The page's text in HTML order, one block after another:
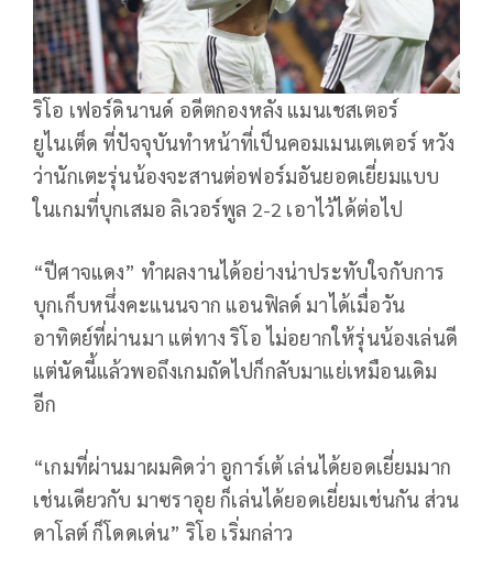
ริโอ เฟอร์ดินานด์ อดีตกองหลัง แมนเชสเตอร์
ยูไนเต็ด ที่ปัจจุบันทำหน้าที่เป็นคอมเมนเตเตอร์ หวัง
ว่านักเตะรุ่นน้องจะสานต่อฟอร์มอันยอดเยี่ยมแบบ
ในเกมที่บุกเสมอ ลิเวอร์พูล 2-2 เอาไว้ได้ต่อไป
“ปีศาจแดง” ทำผลงานได้อย่างน่าประทับใจกับการ
บุกเก็บหนึ่งคะแนนจาก แอนฟิลด์ มาได้เมื่อวัน
อาทิตย์ที่ผ่านมา แต่ทาง ริโอ ไม่อยากให้รุ่นน้องเล่นดี
แต่นัดนี้แล้วพอถึงเกมถัดไปก็กลับมาแย่เหมือนเดิม
อีก
“เกมที่ผ่านมาผมคิดว่า อูการ์เต้ เล่นได้ยอดเยี่ยมมาก
เช่นเดียวกับ มาซราอุย ก็เล่นได้ยอดเยี่ยมเช่นกัน ส่วน
ดาโลต์ ก็โดดเด่น” ริโอ เริ่มกล่าว